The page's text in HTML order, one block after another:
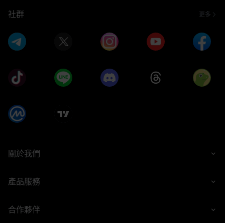
社群 更多
關於我們
產品服務
合作夥伴